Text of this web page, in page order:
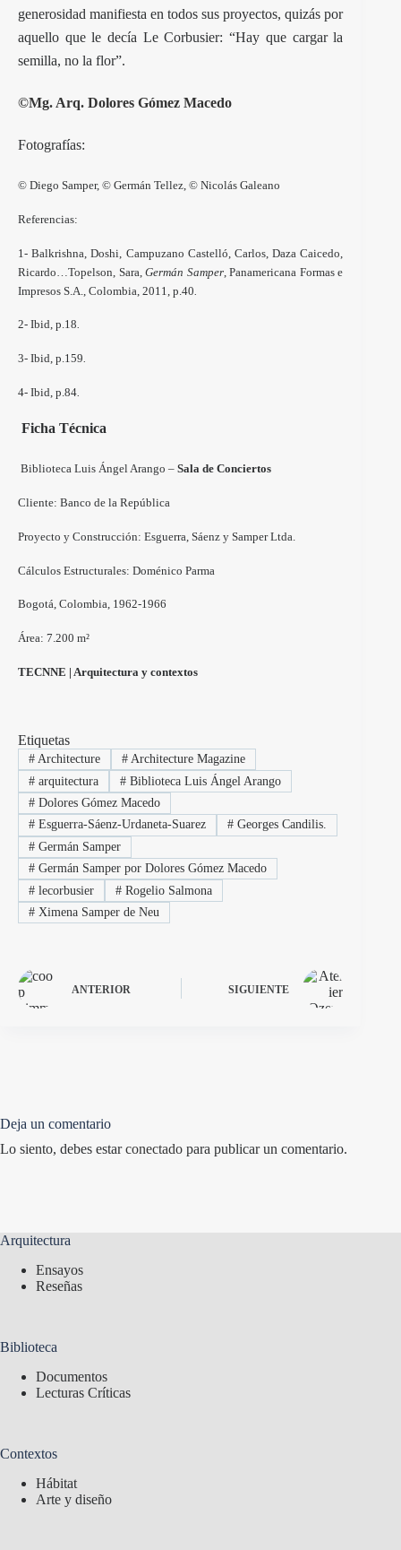
generosidad manifiesta en todos sus proyectos, quizás por
aquello que le decía Le Corbusier: “Hay que cargar la
semilla, no la flor”.
©Mg. Arq. Dolores Gómez Macedo
Fotografías:
© Diego Samper, © Germán Tellez, © Nicolás Galeano
Referencias:
1- Balkrishna, Doshi, Campuzano Castelló, Carlos, Daza Caicedo,
Ricardo…Topelson, Sara,Germán Samper, Panamericana Formas e
Impresos S.A., Colombia, 2011, p.40
2- Ibid, p.18.
3- Ibid, p.159.
4- Ibid, p.84.
Ficha Técnica
Biblioteca Luis Ángel Arango – Sala de Conciertos
Cliente: Banco de la República
Proyecto y Construcción: Esguerra, Sáenz y Samper Ltda.
Cálculos Estructurales: Doménico Parma
Bogotá, Colombia, 1962-1966
Área: 7.200 m²
TECNNE | Arquitectura y contextos
Etiquetas
#Architecture #Architecture Magazine
#arquitectura #Biblioteca Luis Ángel Arango
#Dolores Gómez Macedo
#Esguerra-Sáenz-Urdaneta-Suarez #Georges Candilis.
#Germán Samper
#Germán Samper por Dolores Gómez Macedo
#lecorbusier #Rogelio Salmona
#Ximena Samper de Neu
ANTERIOR SIGUIENTE
Deja un comentario
Lo siento, debes estarconectado para publicar un comentario.
Arquitectura
Ensayos
Reseñas
Biblioteca
Documentos
Lecturas Críticas
Contextos
Hábitat
Arte y diseño